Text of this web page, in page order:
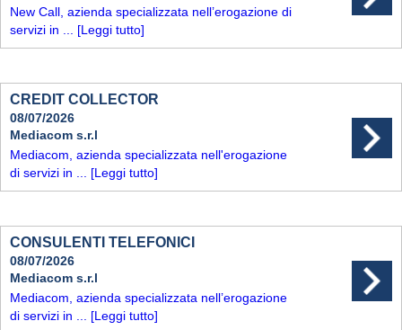
New Call, azienda specializzata nell’erogazione di
servizi in ... [Leggi tutto]
CREDIT COLLECTOR
08/07/2026
Mediacom s.r.l
Mediacom, azienda specializzata nell'erogazione
di servizi in ... [Leggi tutto]
CONSULENTI TELEFONICI
08/07/2026
Mediacom s.r.l
Mediacom, azienda specializzata nell’erogazione
di servizi in ... [Leggi tutto]